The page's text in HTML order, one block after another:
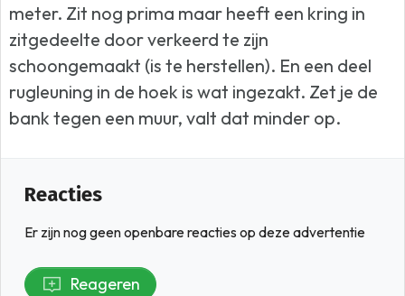
meter. Zit nog prima maar heeft een kring in
zitgedeelte door verkeerd te zijn
schoongemaakt (is te herstellen). En een deel
rugleuning in de hoek is wat ingezakt. Zet je de
bank tegen een muur, valt dat minder op.
Reacties
Er zijn nog geen openbare reacties op deze advertentie
Reageren